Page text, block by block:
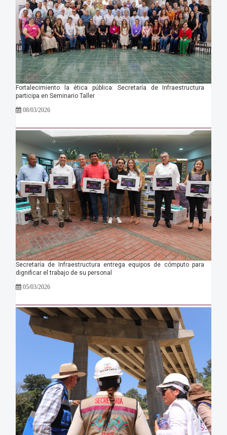
Fortalecimiento la ética pública: Secretaría de Infraestructura
participa en Seminario Taller
08/03/2026
Secretaría de Infraestructura entrega equipos de cómputo para
dignificar el trabajo de su personal
05/03/2026